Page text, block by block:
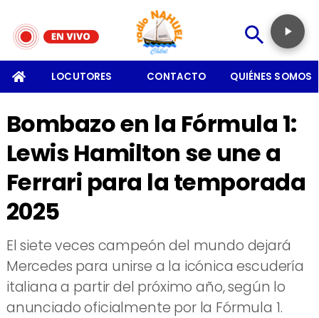
LOCUTORES CONTACTO QUIÉNES SOMOS
Bombazo en la Fórmula 1:
Lewis Hamilton se une a
Ferrari para la temporada
2025
​El siete veces campeón del mundo dejará
Mercedes para unirse a la icónica escudería
italiana a partir del próximo año, según lo
anunciado oficialmente por la Fórmula 1.